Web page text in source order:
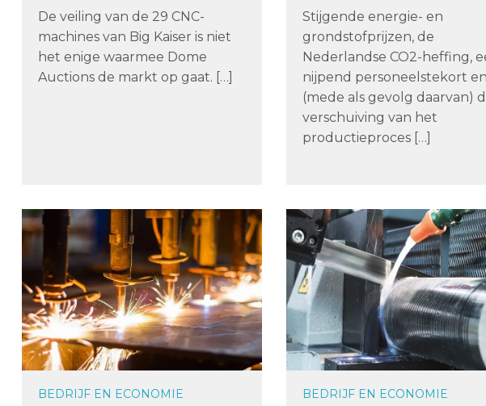
De veiling van de 29 CNC-
machines van Big Kaiser is niet
het enige waarmee Dome
Auctions de markt op gaat. […]
Stijgende energie- en
grondstofprijzen, de
Nederlandse CO2-heffing,
nijpend personeelstekort en
(mede als gevolg daarvan)
verschuiving van het
productieproces […]
BEDRIJF EN ECONOMIE BEDRIJF EN ECONOMIE